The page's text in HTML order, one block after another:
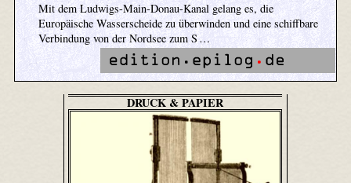
Mit dem Ludwigs-Main-Donau-Kanal gelang es, die
Europäische Wasserscheide zu überwinden und eine schiffbare
Verbindung von der Nordsee zum S …
DRUCK & PAPIER